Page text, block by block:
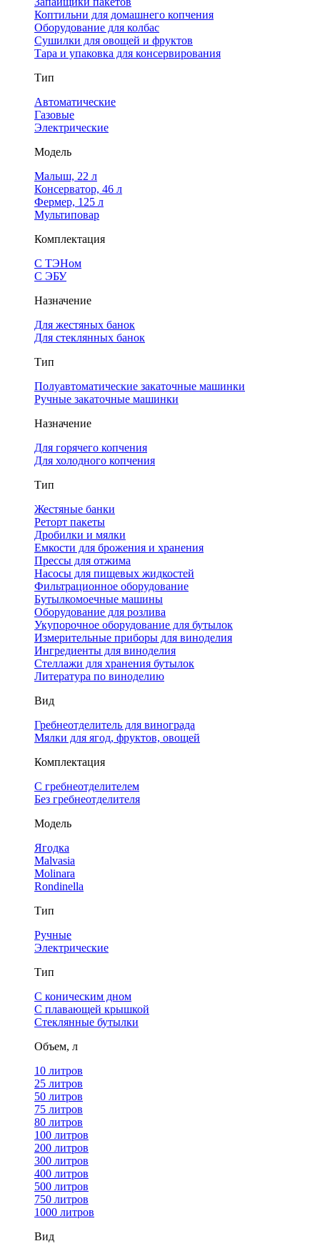
Коптильни для домашнего копчения
Оборудование для колбас
Сушилки для овощей и фруктов
Тара и упаковка для консервирования
Тип
Автоматические
Газовые
Электрические
Модель
Малыш, 22 л
Консерватор, 46 л
Фермер, 125 л
Мультиповар
Комплектация
С ТЭНом
С ЭБУ
Назначение
Для жестяных банок
Для стеклянных банок
Тип
Полуавтоматические закаточные машинки
Ручные закаточные машинки
Назначение
Для горячего копчения
Для холодного копчения
Тип
Жестяные банки
Реторт пакеты
Дробилки и мялки
Емкости для брожения и хранения
Прессы для отжима
Насосы для пищевых жидкостей
Фильтрационное оборудование
Бутылкомоечные машины
Оборудование для розлива
Укупорочное оборудование для бутылок
Измерительные приборы для виноделия
Ингредиенты для виноделия
Стеллажи для хранения бутылок
Литература по виноделию
Вид
Гребнеотделитель для винограда
Мялки для ягод, фруктов, овощей
Комплектация
С гребнеотделителем
Без гребнеотделителя
Модель
Ягодка
Malvasia
Molinara
Rondinella
Тип
Ручные
Электрические
Тип
С коническим дном
С плавающей крышкой
Стеклянные бутылки
Объем, л
10 литров
25 литров
50 литров
75 литров
80 литров
100 литров
200 литров
300 литров
400 литров
500 литров
750 литров
1000 литров
Вид